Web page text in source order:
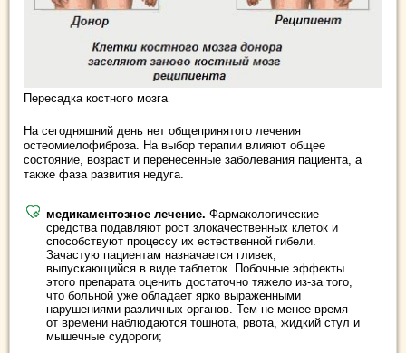
Пересадка костного мозга
На сегодняшний день нет общепринятого лечения
остеомиелофиброза. На выбор терапии влияют общее
состояние, возраст и перенесенные заболевания пациента, а
также фаза развития недуга.
медикаментозное лечение. Фармакологические
средства подавляют рост злокачественных клеток и
способствуют процессу их естественной гибели.
Зачастую пациентам назначается гливек,
выпускающийся в виде таблеток. Побочные эффекты
этого препарата оценить достаточно тяжело из-за того,
что больной уже обладает ярко выраженными
нарушениями различных органов. Тем не менее время
от времени наблюдаются тошнота, рвота, жидкий стул и
мышечные судороги;